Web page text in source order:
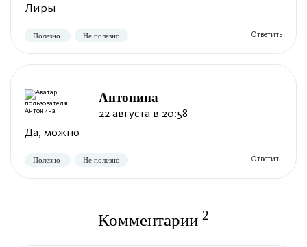
Лиры
Антонина
22 августа в 20:58
Да, можно
Комментарии 2